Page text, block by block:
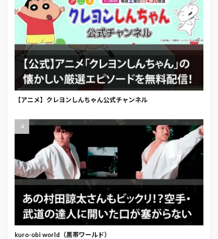
【アニメ】クレヨンしんちゃん公式チャンネル
kuro-obi world（黒帯ワールド）